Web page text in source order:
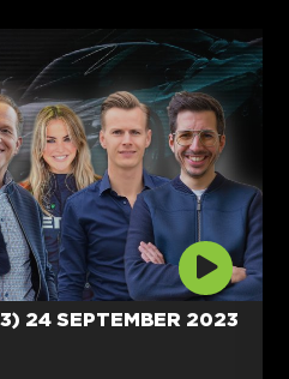
24 SEPTEMBER 2023